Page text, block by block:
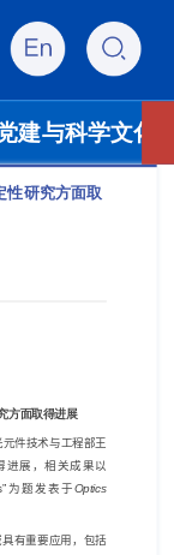
建与科学文化
性研究方面取
方面取得进展
件技术与工程部王
进展，相关成果以
为题发表于Optics
有重要应用，包括